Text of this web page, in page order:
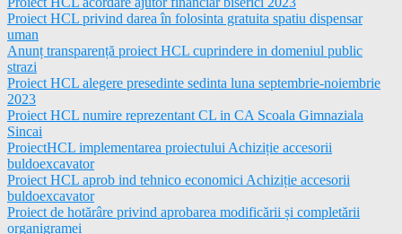
Proiect HCL privind darea în folosinta gratuita spatiu dispensar
uman
Anunț transparență proiect HCL cuprindere in domeniul public
strazi
Proiect HCL alegere presedinte sedinta luna septembrie-noiembrie
2023
Proiect HCL numire reprezentant CL in CA Scoala Gimnaziala
Sincai
ProiectHCL implementarea proiectului Achiziție accesorii
buldoexcavator
Proiect HCL aprob ind tehnico economici Achiziție accesorii
buldoexcavator
Proiect de hotărâre privind aprobarea modificării și completării
organigramei